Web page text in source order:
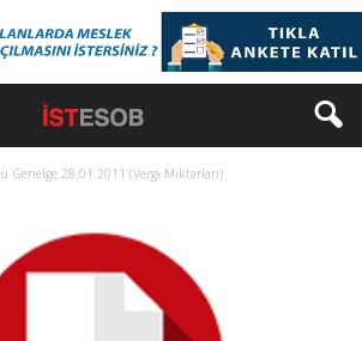
Genelge 28.01.2011 (Vergi Miktarları)